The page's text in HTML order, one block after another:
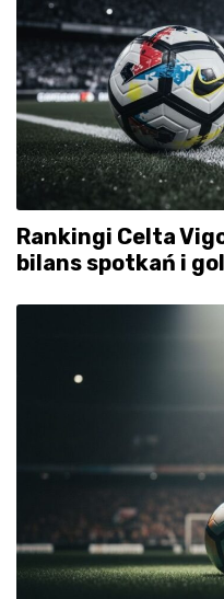
Rankingi Celta
bilans spotkań i